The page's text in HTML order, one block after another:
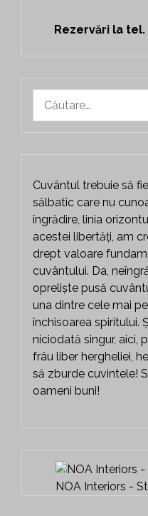
Rezervări la tel.
după:
Cuvântul trebuie să
sălbatic care nu
îngrădire, linia
acestei libertăți, am
drept valoare
cuvântului. Da,
opreliște pusă
una dintre cele mai
închisoarea spiritului.
niciodată singur, aici,
frâu liber hergheliei,
să zburde cuvintele!
oameni buni!
NOA Interiors -